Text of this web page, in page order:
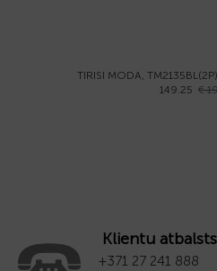
TIRISI MODA,
149.25 €
Klientu atbalsts
+371 27 241 888